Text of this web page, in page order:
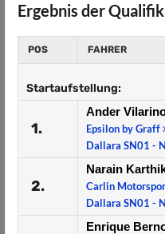
Ergebnis der
POS FAHRER
Startaufstellung:
1.
Ander
Epsilon by Graff
Dallara SN01 -
2.
Narain
Carlin
Dallara SN01 -
Enrique